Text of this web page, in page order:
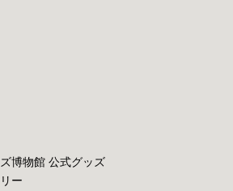
博物館 公式グッズ
ー